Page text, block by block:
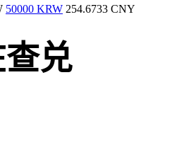
50000 KRW 254.6733 CNY
兑